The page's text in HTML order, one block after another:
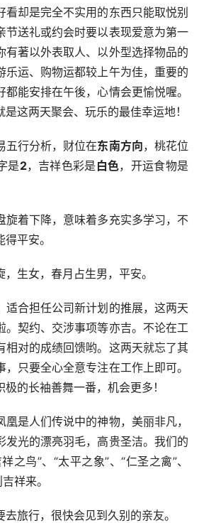
看却是完全不实用的东西只能取悦别
节送礼或约会时要以表现爱意为第一
有著以外表取人、以外型选择物品的
乐运、购物运都较上午为佳，重要的
能安排在午後，心情会更愉悦喔。
五行分析，财位在东南方向，桃花位
是2，吉祥色彩是 白色，开运食物是
旋着下降，意味着多充实多学习，不
平安。
生女，春月占生男，平安。
适合担任公司新计划的推展，这两天
。契约、交涉事项等亦吉。不论在工
相对的成绩回馈哟。这两天就忘了其
只要全心全意专注在工作上即可。
的长袖善舞一番，机会更多！
是人们传说中的神物，美丽非凡，
发光的漂亮羽毛，高贵圣洁。我们的
之鸟”、“太平之象”、“仁圣之禽”、
祥来。
旅行，很快会见到久别的亲友。